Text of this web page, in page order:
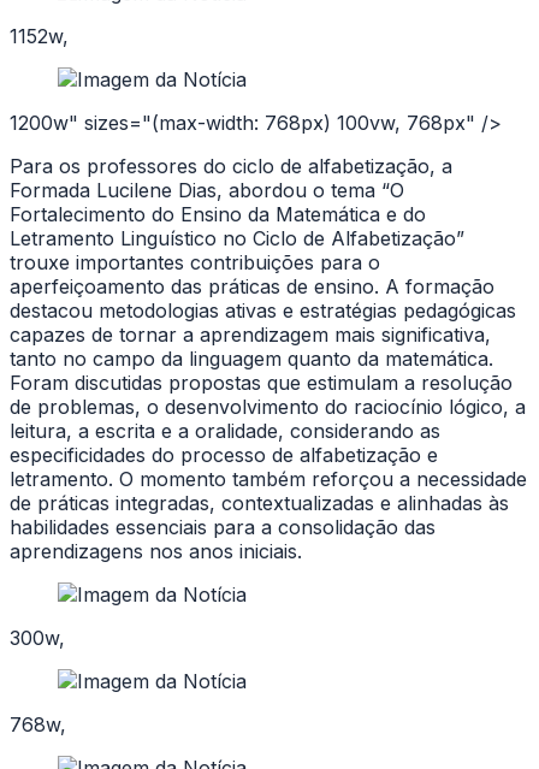
1152w,
1200w" sizes="(max-width: 768px) 100vw, 768px" />
Para os professores do ciclo de alfabetização, a
Formada Lucilene Dias, abordou o tema “O
Fortalecimento do Ensino da Matemática e do
Letramento Linguístico no Ciclo de Alfabetização”
trouxe importantes contribuições para o
aperfeiçoamento das práticas de ensino. A formação
destacou metodologias ativas e estratégias pedagógicas
capazes de tornar a aprendizagem mais significativa,
tanto no campo da linguagem quanto da matemática.
Foram discutidas propostas que estimulam a resolução
de problemas, o desenvolvimento do raciocínio lógico, a
leitura, a escrita e a oralidade, considerando as
especificidades do processo de alfabetização e
letramento. O momento também reforçou a necessidade
de práticas integradas, contextualizadas e alinhadas às
habilidades essenciais para a consolidação das
aprendizagens nos anos iniciais.
300w,
768w,